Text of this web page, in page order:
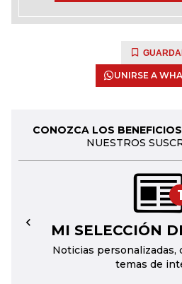
UNIRSE A
CONOZCA LOS
NUESTROS
1
MI SELECCIÓN
Noticias personalizadas,
temas de
←